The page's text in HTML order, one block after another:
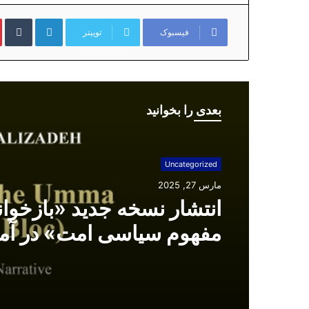
فیسبوک توییتر
لینکداین
بعدی را بخوانید
Uncategorized
مارس 27, 2025
انتشار نسخه جدید
مفهوم سیاسی امت» در